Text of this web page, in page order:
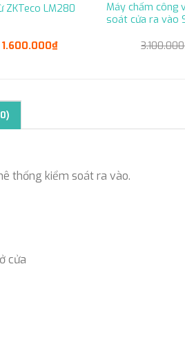
ZKTeco LM280
Original
1.600.000₫Current
Máy chấm công
soát cửa ra vào
3.100.000
thống kiểm soát ra vào.
cửa